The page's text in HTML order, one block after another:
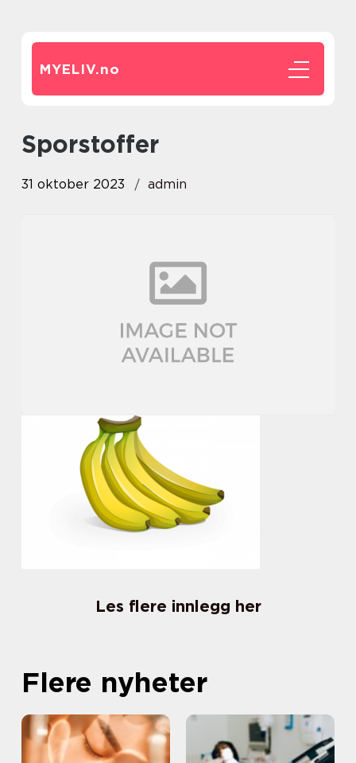
MYELIV.no
sporstoffer
31 oktober 2023 admin
Les flere innlegg her
Flere nyheter